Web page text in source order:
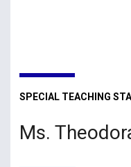
SPECIAL TEACHING
Ms.